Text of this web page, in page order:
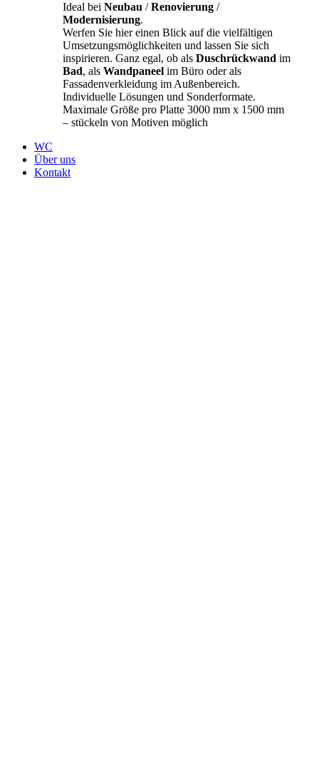
Ideal bei Neubau /Renovierung /
Modernisierung.
Werfen Sie hier einen Blick auf die vielfältigen
Umsetzungsmöglichkeiten und lassen Sie sich
inspirieren. Ganz egal, ob als Duschrückwand im
Bad, als Wandpaneel im Büro oder als
Fassadenverkleidung im Außenbereich.
Individuelle Lösungen und Sonderformate.
Maximale Größe pro Platte 3000 mm x 1500 mm
– stückeln von Motiven möglich
WC
Über uns
Kontakt